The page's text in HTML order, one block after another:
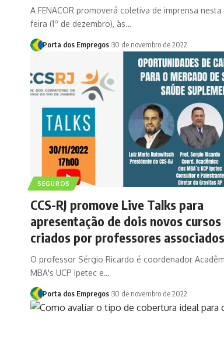
A FENACOR promoverá coletiva de imprensa
feira (1º de dezembro), às…
Porta dos Empregos 30 de novembro de 2022
SEGUROS
CCS-RJ promove Live Talks para
apresentação de dois novos cursos
criados por professores associados
O professor Sérgio Ricardo é coordenador
MBA's UCP Ipetec e…
Porta dos Empregos 30 de novembro de 2022